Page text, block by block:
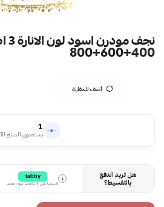
400+600+800
أضف للمقارنة
1
يشاهدون المنتج
هل تريد الدفع
بالتقسيط؟
i
tabby
قسمها على 4 دفعات بدون تعقيد